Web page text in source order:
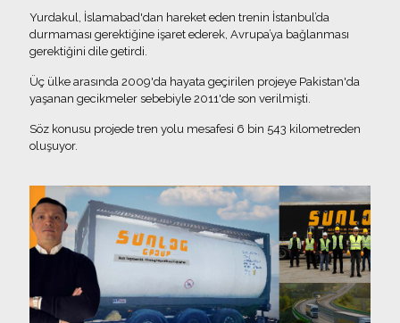
Yurdakul, İslamabad'dan hareket eden trenin İstanbul’da
durmaması gerektiğine işaret ederek, Avrupa’ya bağlanması
gerektiğini dile getirdi.
Üç ülke arasında 2009'da hayata geçirilen projeye Pakistan'da
yaşanan gecikmeler sebebiyle 2011'de son verilmişti.
Söz konusu projede tren yolu mesafesi 6 bin 543 kilometreden
oluşuyor.